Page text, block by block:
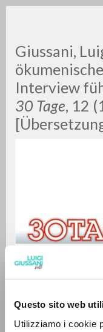
Questo sito web
Utilizziamo i cookie
Giussani,
Interview
30 Tage, 12